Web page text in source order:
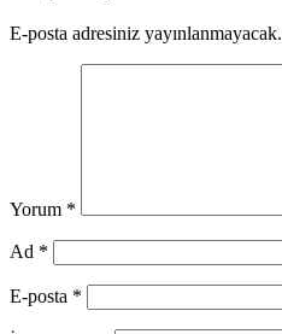
E-posta adresiniz yayınlanmayacak.
Yorum *
Ad *
E-posta *